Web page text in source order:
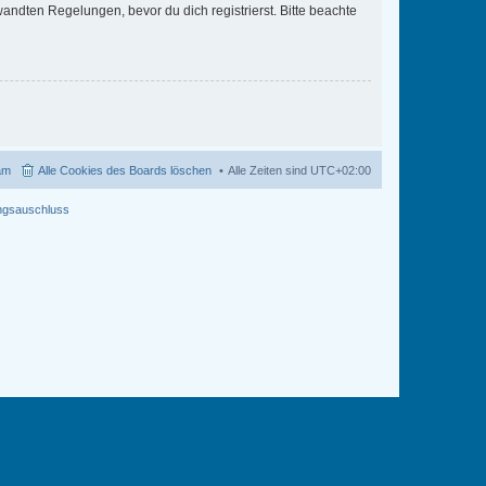
Regelungen, bevor du dich registrierst. Bitte beachte
Alle Zeiten sind UTC+02:00
Alle Cookies des Boards löschen